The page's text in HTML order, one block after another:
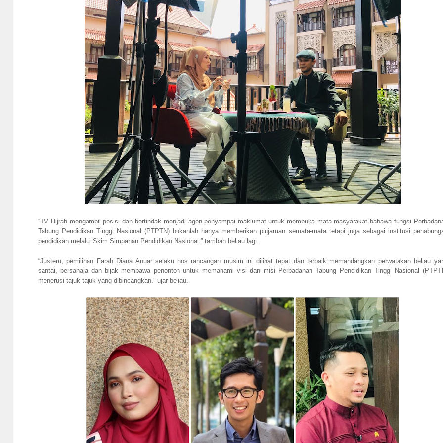
“TV Hijrah mengambil posisi dan bertindak menjadi agen penyampai maklumat untuk membuka mata masyarakat bahawa fungsi
Tabung Pendidikan Tinggi Nasional (PTPTN) bukanlah hanya memberikan pinjaman semata-mata tetapi juga sebagai institusi
pendidikan melalui Skim Simpanan Pendidikan Nasional.” tambah beliau lagi.
“Justeru, pemilihan Farah Diana Anuar selaku hos rancangan musim ini dilihat tepat dan terbaik memandangkan perwatakan beliau
santai, bersahaja dan bijak membawa penonton untuk memahami visi dan misi Perbadanan Tabung Pendidikan Tinggi Nasional
menerusi tajuk-tajuk yang dibincangkan.” ujar beliau.